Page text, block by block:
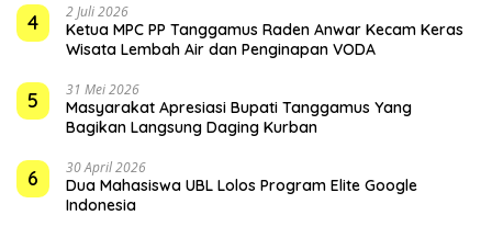
4 2 Juli 2026
Ketua MPC PP Tanggamus Raden Anwar Kecam Keras
Wisata Lembah Air dan Penginapan VODA
5 31 Mei 2026
Masyarakat Apresiasi Bupati Tanggamus Yang
Bagikan Langsung Daging Kurban
6 30 April 2026
Dua Mahasiswa UBL Lolos Program Elite Google
Indonesia